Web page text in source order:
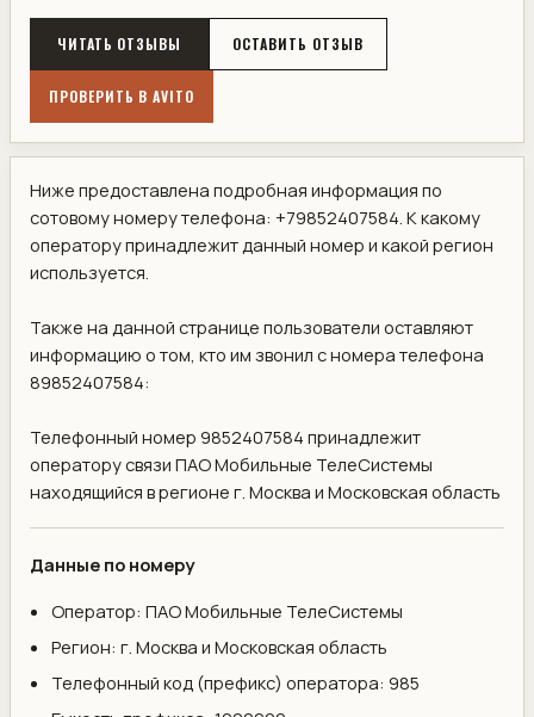
ЧИТАТЬ ОТЗЫВЫ ОСТАВИТЬ ОТЗЫВ
ПРОВЕРИТЬ В AVITO
Ниже предоставлена подробная информация по
сотовому номеру телефона: +79852407584. К какому
оператору принадлежит данный номер и какой регион
используется.
Также на данной странице пользователи оставляют
информацию о том, кто им звонил с номера телефона
89852407584:
Телефонный номер 9852407584 принадлежит
оператору связи ПАО Мобильные ТелеСистемы
находящийся в регионе г. Москва и Московская область
Данные по номеру
Оператор: ПАО Мобильные ТелеСистемы
Регион: г. Москва и Московская область
Телефонный код (префикс) оператора: 985